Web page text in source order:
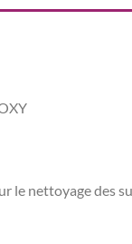
le nettoyage des